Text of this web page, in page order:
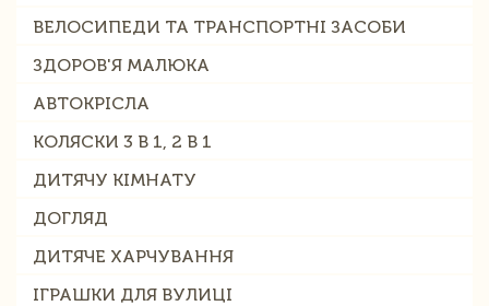
ВЕЛОСИПЕДИ ТА ТРАНСПОРТНІ ЗАСОБИ
ЗДОРОВ'Я МАЛЮКА
АВТОКРІСЛА
КОЛЯСКИ 3 В 1, 2 В 1
ДИТЯЧУ КІМНАТУ
ДОГЛЯД
ДИТЯЧЕ ХАРЧУВАННЯ
ІГРАШКИ ДЛЯ ВУЛИЦІ